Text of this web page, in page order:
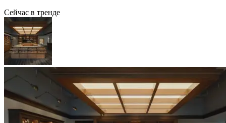
Сейчас в тренде